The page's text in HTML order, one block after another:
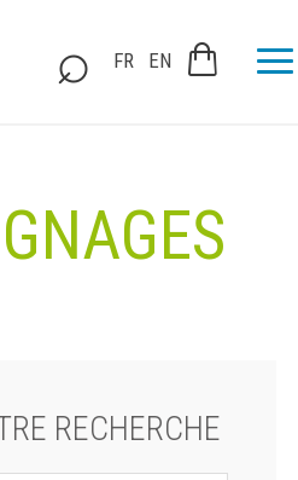
FR EN
RECHERCHE